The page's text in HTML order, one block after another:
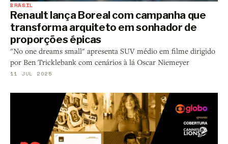
BRASIL
Renault lança Boreal com campanha que
transforma arquiteto em sonhador de
proporções épicas
"No one dreams small" apresenta SUV médio em filme dirigido
por Ben Tricklebank com cenários à lá Oscar Niemeyer
11 JUL 2025